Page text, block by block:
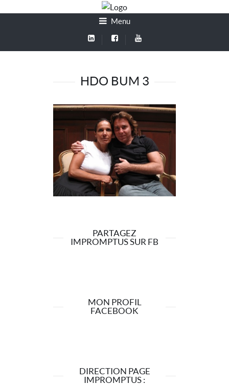
Menu
HDO BUM 3
PARTAGEZ
IMPROMPTUS SUR FB
MON PROFIL
FACEBOOK
DIRECTION PAGE
IMPROMPTUS :